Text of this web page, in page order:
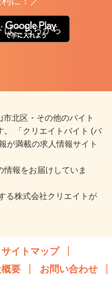
はこちらから
市北区・その他のバイト
。 「クリエイトバイト (バ
が満載の求人情報サイト
報をお届けしていま
る株式会社クリエイトが
サイトマップ
要
お問い合わせ